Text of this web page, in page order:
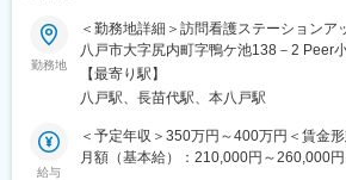
全く無い方でも立ち上りが可能となって
・業界トップクラスのIoT製品や医療シス
す。また、製品知識だけでなくメンテナ
ため市場価値向上が可能です。
登用となり、業界トップクラスシェアを
して安定就業が可能です。（登用率98%
■業務補足：
※社有車（軽自動車）使用します。
※電話待機業務が発生します。（月5～8回
■就業時間補足：
1ヶ月単位の変形労働時間制を導入して
勤務地
＜勤務地詳細＞訪問看護ステーションア
八戸市大字尻内町字鴨ケ池138－2 Peer小夏Ｄ棟勤務地最寄駅：
JR 八戸線／八戸駅受動喫煙対策：屋内
【最寄り駅】
八戸駅、長苗代駅、本八戸駅
給与
＜予定年収＞350万円～400万円＜賃金
月額（基本給）：210,000円～260,000円